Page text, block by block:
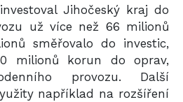
Jihočeský kraj do
už více než 66 milionů
směřovalo do investic,
milionů korun do oprav,
provozu. Další
například na rozšíření